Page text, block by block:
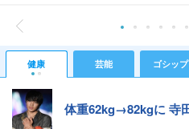
健康 芸能 ゴシップ
体重62kg→82kgに 寺